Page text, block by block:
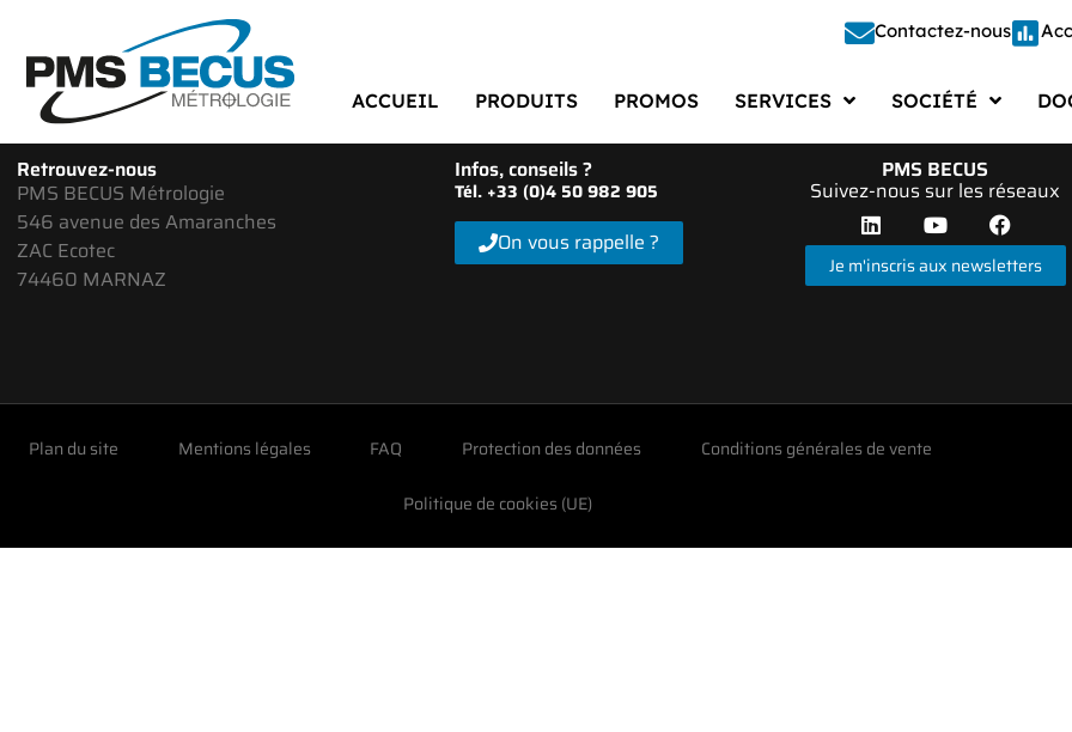
Contactez-nous
ACCUEIL PRODUITS PROMOS SERVICES
Étalonnage
Étude – Conception
Fabrication
Gestion des Moyens de Mesure
SOCIÉTÉ
Société
Recrutements
Actualités
FAQ
Retrouvez-nous
PMS BECUS Métrologie
546 avenue des Amaranches
ZAC Ecotec
74460 MARNAZ
Infos, conseils ?
Tél. +33 (0)4 50 982 905
On vous rappelle ?
PMS BECUS
Suivez-nous sur les réseaux
Je m'inscris aux newsletters
Plan du site Mentions légales FAQ Protection des données Conditions générales de vente
Politique de cookies (UE)